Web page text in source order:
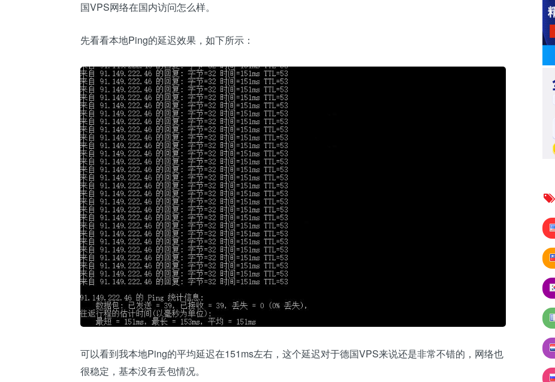
国VPS网络在国内访问怎么样。
先看看本地Ping的延迟效果，如下所示：
可以看到我本地Ping的平均延迟在151ms左右，这个延迟对于德国VPS来说还是非常不错的，网络也
很稳定，基本没有丢包情况。